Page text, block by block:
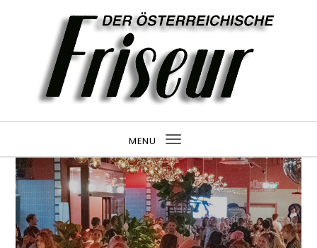
MENU Toggle navigation